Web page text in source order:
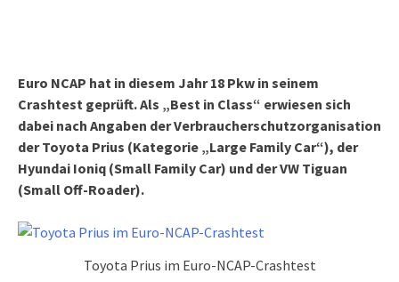
Euro NCAP hat in diesem Jahr 18 Pkw in seinem
Crashtest geprüft. Als „Best in Class“ erwiesen sich
dabei nach Angaben der Verbraucherschutzorganisation
der Toyota Prius​ (Kategorie „Large Family Car“), der
Hyundai Ioniq​ (Small Family Car) und der VW Tiguan​
(Small Off-Roader).
Toyota Prius im Euro-NCAP-Crashtest